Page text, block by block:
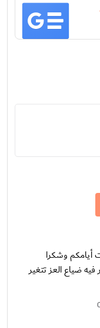
أيامكم وشكرا
ضياع العز تتغير